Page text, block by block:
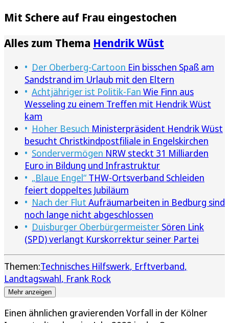
Mit Schere auf Frau eingestochen
Alles zum Thema Hendrik Wüst
Der Oberberg-Cartoon Ein bisschen Spaß am
Sandstrand im Urlaub mit den Eltern
Achtjähriger ist Politik-Fan Wie Finn aus
Wesseling zu einem Treffen mit Hendrik Wüst
kam
Hoher Besuch Ministerpräsident Hendrik Wüst
besucht Christkindpostfiliale in Engelskirchen
Sondervermögen NRW steckt 31 Milliarden
Euro in Bildung und Infrastruktur
„Blaue Engel“ THW-Ortsverband Schleiden
feiert doppeltes Jubiläum
Nach der Flut Aufräumarbeiten in Bedburg sind
noch lange nicht abgeschlossen
Duisburger Oberbürgermeister Sören Link
(SPD) verlangt Kurskorrektur seiner Partei
Themen:Technisches Hilfswerk Erftverband
Landtagswahl Frank Rock
Mehr anzeigen
Einen ähnlichen gravierenden Vorfall in der Kölner